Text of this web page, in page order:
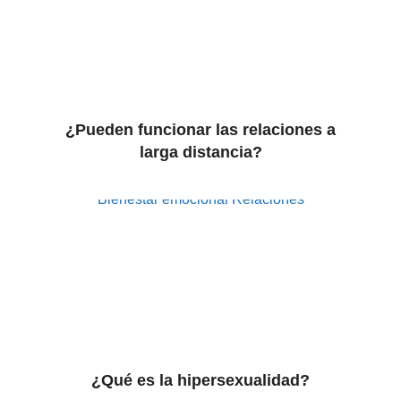
¿Pueden funcionar las relaciones a
larga distancia?
Bienestar emocional Relaciones
¿Qué es la hipersexualidad?